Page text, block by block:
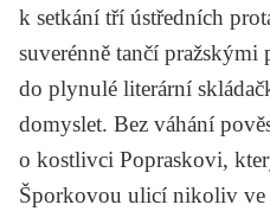
k setkání tří ústředních
suverénně tančí
do plynulé literární
domyslet. Bez váhání
o kostlivci Popraskovi,
Šporkovou ulicí nikoliv ve